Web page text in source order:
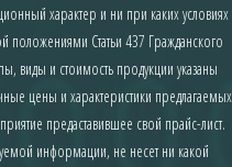
характер и ни при каких условиях
положениями Статьи 437 Гражданского
виды и стоимость продукции указаны
цены и характеристики предлагаемых
предаставившее свой прайс-лист.
информации, не несет ни какой